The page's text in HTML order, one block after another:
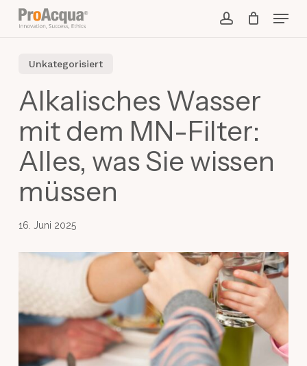
Skip
Menu
Unkategorisiert
Alkalisches Wasser
mit dem MN-Filter:
Alles, was Sie wissen
müssen
16. Juni 2025